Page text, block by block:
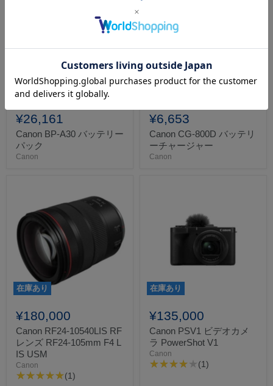
在庫あり
¥26,161
Canon BP-A30 バッテリー
パック
Canon
¥6,653
Canon CG-800D バッテリ
ーチャージャー
Canon
在庫あり
¥180,000
Canon RF24-10540LIS RF
レンズ RF24-105mm F4 L
IS USM
Canon
(1)
在庫あり
¥135,000
Canon PSV1 ビデオカメ
ラ PowerShot V1
Canon
(1)